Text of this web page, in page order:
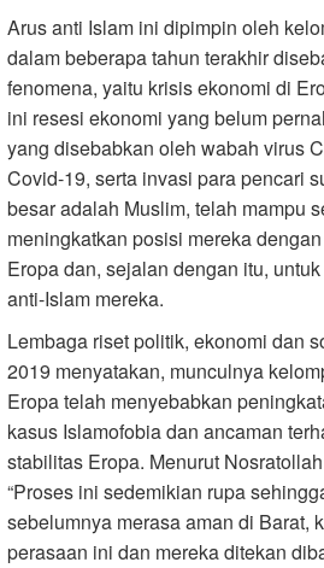
Arus anti Islam ini dipimpin oleh
dalam beberapa tahun terakhir
fenomena, yaitu krisis ekonomi di
ini resesi ekonomi yang belum
yang disebabkan oleh wabah virus
Covid-19, serta invasi para pencari
besar adalah Muslim, telah mampu
meningkatkan posisi mereka
Eropa dan, sejalan dengan itu,
anti-Islam mereka.
Lembaga riset politik, ekonomi dan
2019 menyatakan, munculnya
Eropa telah menyebabkan
kasus Islamofobia dan ancaman
stabilitas Eropa. Menurut
“Proses ini sedemikian rupa
sebelumnya merasa aman di Barat,
perasaan ini dan mereka ditekan